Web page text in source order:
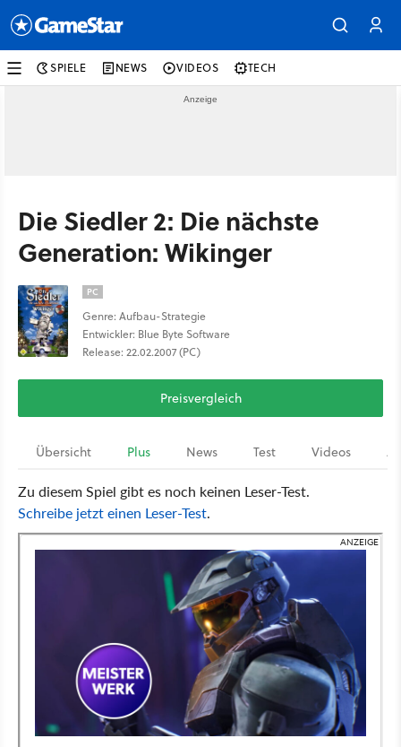
SPIELE NEWS VIDEOS TECH
Die Siedler 2: Die nächste
Generation: Wikinger
PC
Genre: Aufbau-Strategie
Entwickler: Blue Byte Software
Release: 22.02.2007 (PC)
Preisvergleich
Übersicht Plus News Test Videos
Zu diesem Spiel gibt es noch keinen Leser-Test.
Schreibe jetzt einen Leser-Test.